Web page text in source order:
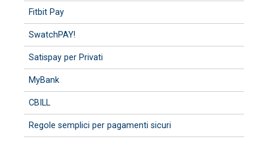
Fitbit Pay
SwatchPAY!
Satispay per Privati
MyBank
CBILL
Regole semplici per pagamenti sicuri